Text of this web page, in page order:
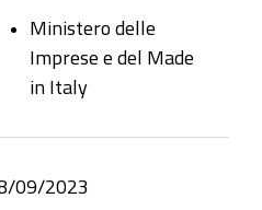
Ministero delle
Imprese e del Made
in Italy
09/2023